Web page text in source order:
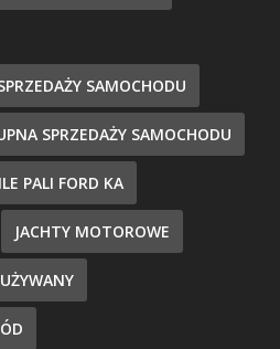
SAMOCHODU
SPRZEDAŻY SAMOCHODU
ILE PALI FORD KA
JACHTY MOTOROWE